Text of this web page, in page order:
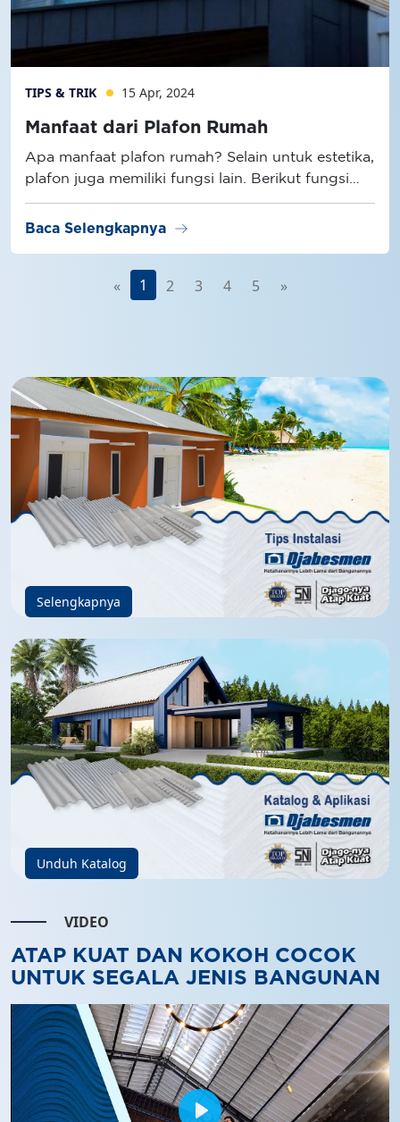
TIPS & TRIK 15 Apr, 2024
Manfaat dari Plafon Rumah
Apa manfaat plafon rumah? Selain untuk estetika,
plafon juga memiliki fungsi lain. Berikut fungsi
plafon selengkapnya!
Baca Selengkapnya arrow_right_alt
« 1 2 3 4 5 »
Selengkapnya
Unduh Katalog
VIDEO
ATAP KUAT DAN KOKOH COCOK
UNTUK SEGALA JENIS BANGUNAN